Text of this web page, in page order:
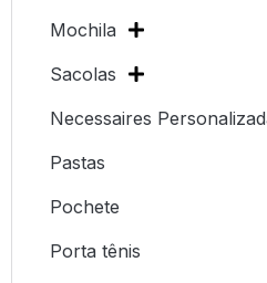
Mochila
Sacolas
Necessaires
Pastas
Pochete
Porta tênis